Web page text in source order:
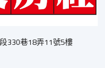
330巷18弄11號5樓